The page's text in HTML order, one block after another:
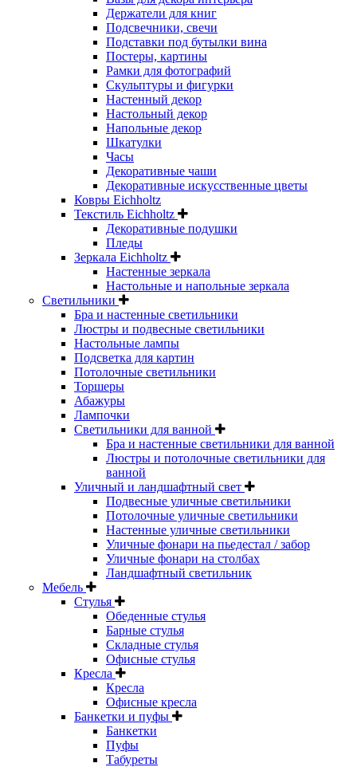
Держатели для книг
Подсвечники, свечи
Подставки под бутылки вина
Постеры, картины
Рамки для фотографий
Скульптуры и фигурки
Настенный декор
Настольный декор
Напольные декор
Шкатулки
Часы
Декоративные чаши
Декоративные искусственные цветы
Ковры Eichholtz
Текстиль Eichholtz
Декоративные подушки
Пледы
Зеркала Eichholtz
Настенные зеркала
Настольные и напольные зеркала
Светильники
Бра и настенные светильники
Люстры и подвесные светильники
Настольные лампы
Подсветка для картин
Потолочные светильники
Торшеры
Абажуры
Лампочки
Светильники для ванной
Бра и настенные светильники для ванной
Люстры и потолочные светильники для
ванной
Уличный и ландшафтный свет
Подвесные уличные светильники
Потолочные уличные светильники
Настенные уличные светильники
Уличные фонари на пьедестал / забор
Уличные фонари на столбах
Ландшафтный светильник
Мебель
Стулья
Обеденные стулья
Барные стулья
Складные стулья
Офисные стулья
Кресла
Кресла
Офисные кресла
Банкетки и пуфы
Банкетки
Пуфы
Табуреты